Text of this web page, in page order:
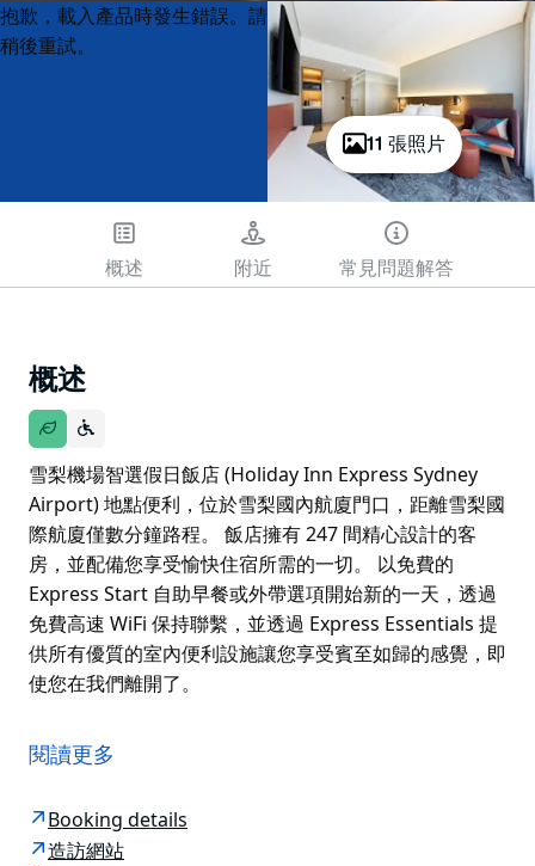
11 張照片
Product
List
Product
List
抱歉，載入產品時發生錯誤。請
稍後重試。
概述 附近 常見問題解答
概述
雪梨機場智選假日飯店 (Holiday Inn Express Sydney
Airport) 地點便利，位於雪梨國內航廈門口，距離雪梨國
際航廈僅數分鐘路程。 飯店擁有 247 間精心設計的客
房，並配備您享受愉快住宿所需的一切。 以免費的
Express Start 自助早餐或外帶選項開始新的一天，透過
免費高速 WiFi 保持聯繫，並透過 Express Essentials 提
供所有優質的室內便利設施讓您享受賓至如歸的感覺，即
使您在我們離開了。
Airport) 地點便利，位於雪梨國內航廈門口，距離雪梨國
際航廈僅數分鐘路程。
飯店擁有 247 間精心設計的客房，並配備您享受愉快住
宿所需的一切。
閱讀更多
Booking details
造訪網站